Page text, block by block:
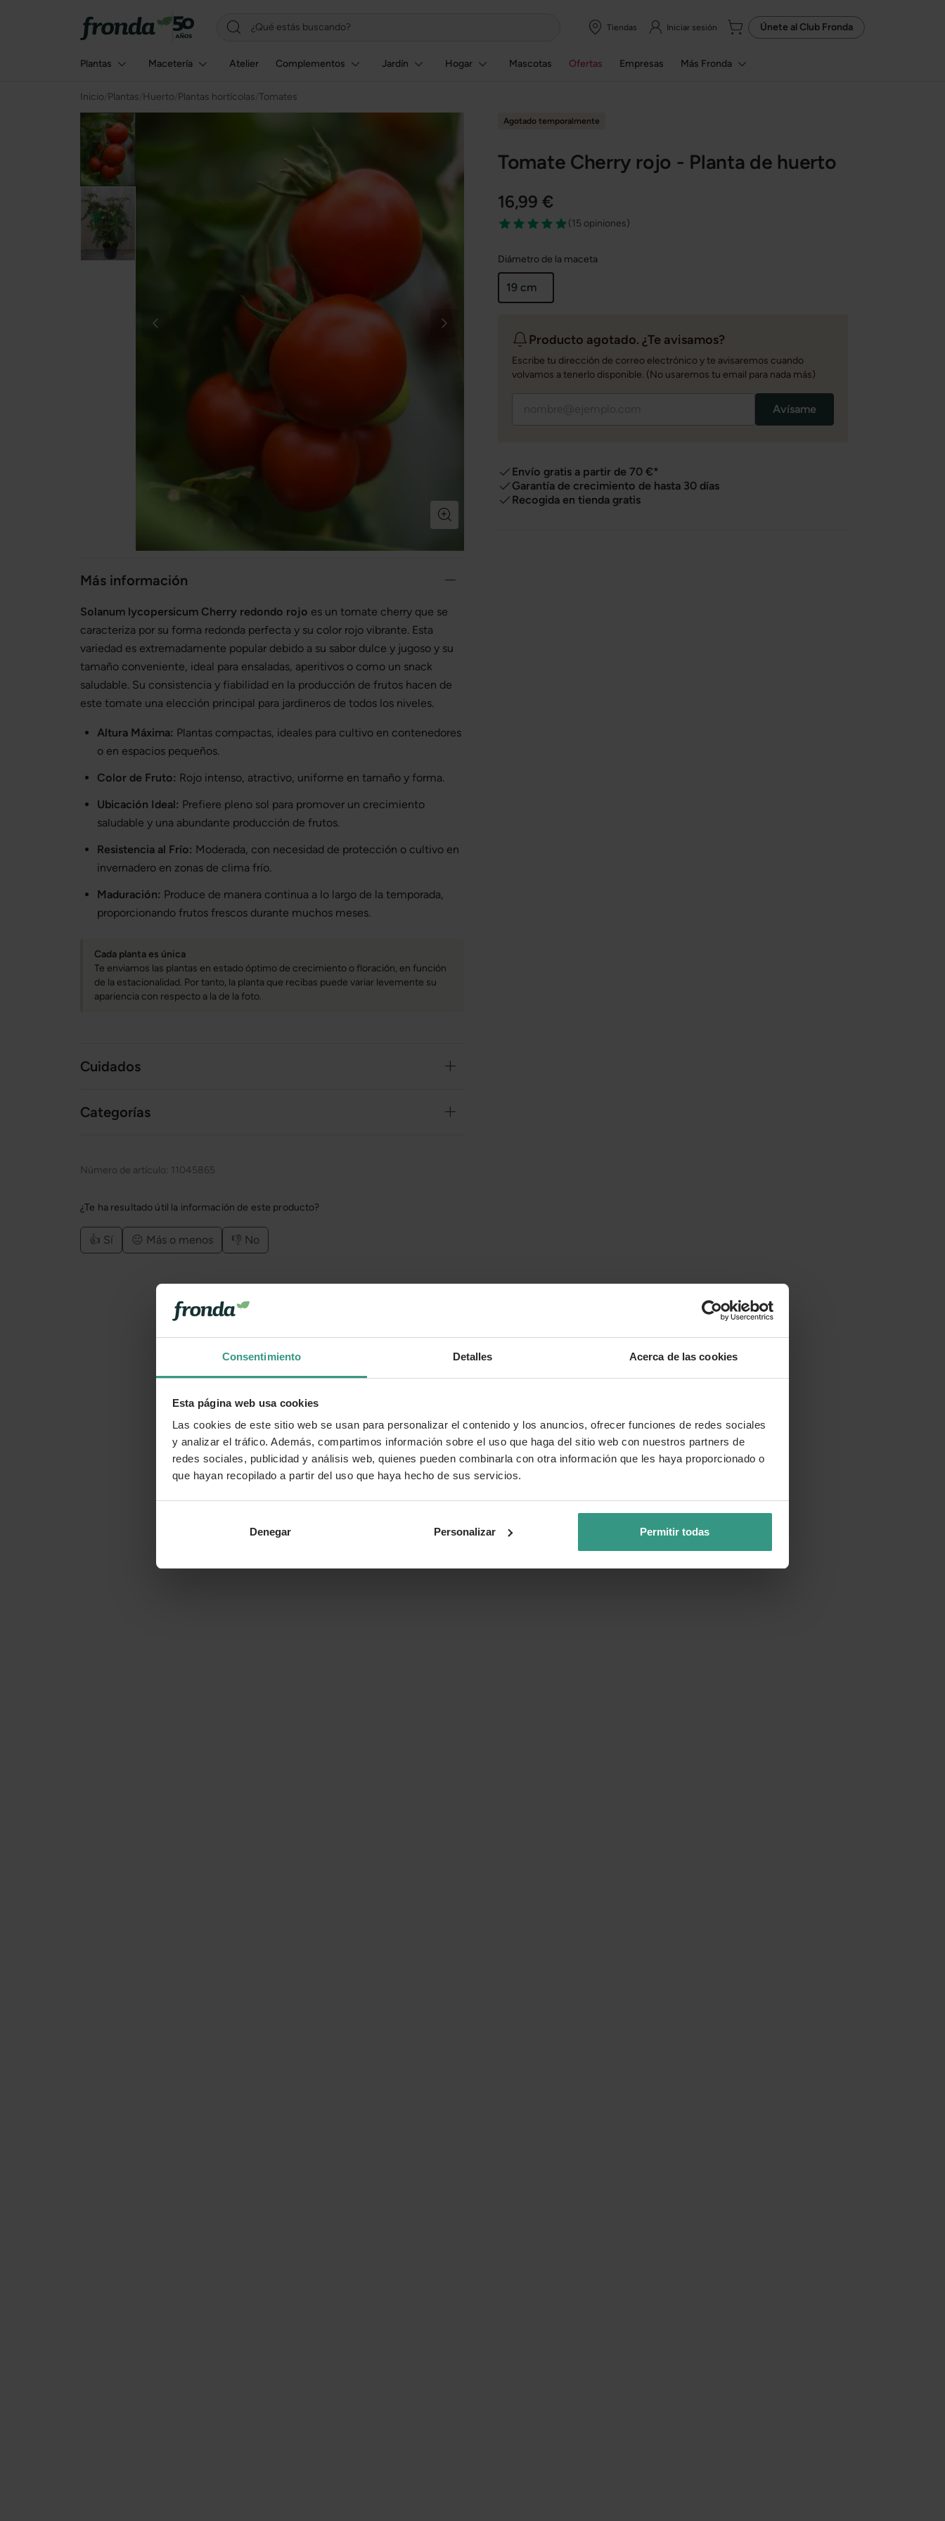
Consentimiento Detalles Acerca de las cookies
Esta página web usa cookies
Las cookies de este sitio web se usan para personalizar el contenido y los anuncios, ofrecer funciones de redes sociales
y analizar el tráfico. Además, compartimos información sobre el uso que haga del sitio web con nuestros partners de
redes sociales, publicidad y análisis web, quienes pueden combinarla con otra información que les haya proporcionado o
que hayan recopilado a partir del uso que haya hecho de sus servicios.
Denegar Personalizar Permitir todas
Tiendas Iniciar sesión Únete al Club Fronda
Plantas Macetería Atelier Complementos Jardín Hogar Mascotas Ofertas Empresas Más Fronda
Inicio Plantas Huerto Plantas hortícolas Tomates
Agotado temporalmente
Tomate Cherry rojo - Planta de huerto
16,99 €
(15 opiniones)
Diámetro de la maceta
19 cm
Producto agotado. ¿Te avisamos?
Escribe tu dirección de correo electrónico y te avisaremos cuando
volvamos a tenerlo disponible. (No usaremos tu email para nada más)
Avísame
Envío gratis a partir de 70 €*
Garantía de crecimiento de hasta 30 días
Recogida en tienda gratis
Más información
Solanum lycopersicum Cherry redondo rojo es un tomate cherry que se
caracteriza por su forma redonda perfecta y su color rojo vibrante. Esta
variedad es extremadamente popular debido a su sabor dulce y jugoso y su
tamaño conveniente, ideal para ensaladas, aperitivos o como un snack
saludable. Su consistencia y fiabilidad en la producción de frutos hacen de
este tomate una elección principal para jardineros de todos los niveles.
Altura Máxima: Plantas compactas, ideales para cultivo en contenedores
o en espacios pequeños.
Color de Fruto: Rojo intenso, atractivo, uniforme en tamaño y forma.
Ubicación Ideal: Prefiere pleno sol para promover un crecimiento
saludable y una abundante producción de frutos.
Resistencia al Frío: Moderada, con necesidad de protección o cultivo en
invernadero en zonas de clima frío.
Maduración: Produce de manera continua a lo largo de la temporada,
proporcionando frutos frescos durante muchos meses.
Cada planta es única
Te enviamos las plantas en estado óptimo de crecimiento o floración, en función
de la estacionalidad. Por tanto, la planta que recibas puede variar levemente su
apariencia con respecto a la de la foto.
Cuidados
Categorías
Número de artículo: 11045865
¿Te ha resultado útil la información de este producto?
👍 Sí 😐 Más o menos 👎 No